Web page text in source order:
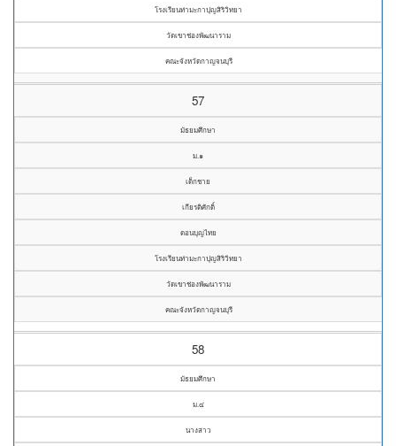
โรงเรียนท่ามะกาปุญสิริวิทยา
วัดเขาช่องพัฒนาราม
คณะจังหวัดกาญจนบุรี
57
มัธยมศึกษา
ม.๑
เด็กชาย
เกียรติศักดิ์
ดอนบุญไทย
โรงเรียนท่ามะกาปุญสิริวิทยา
วัดเขาช่องพัฒนาราม
คณะจังหวัดกาญจนบุรี
58
มัธยมศึกษา
ม.๔
นางสาว